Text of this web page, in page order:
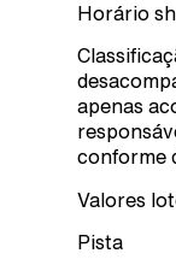
Horário
apenas
conforme
Valores
Pista